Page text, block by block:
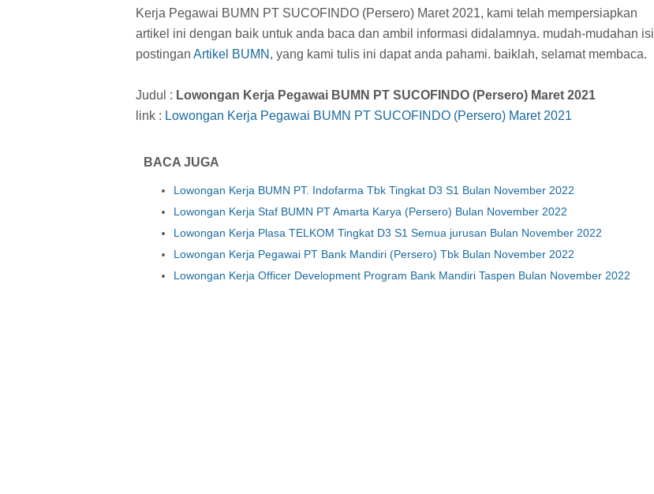
Kerja Pegawai BUMN PT SUCOFINDO (Persero) Maret 2021, kami telah mempersiapkan
artikel ini dengan baik untuk anda baca dan ambil informasi didalamnya. mudah-mudahan isi
postingan Artikel BUMN , yang kami tulis ini dapat anda pahami. baiklah, selamat membaca.
Judul : Lowongan Kerja Pegawai BUMN PT SUCOFINDO (Persero) Maret 2021
link : Lowongan Kerja Pegawai BUMN PT SUCOFINDO (Persero) Maret 2021
BACA JUGA
Lowongan Kerja BUMN PT. Indofarma Tbk Tingkat D3 S1 Bulan November 2022
Lowongan Kerja Staf BUMN PT Amarta Karya (Persero) Bulan November 2022
Lowongan Kerja Plasa TELKOM Tingkat D3 S1 Semua jurusan Bulan November 2022
Lowongan Kerja Pegawai PT Bank Mandiri (Persero) Tbk Bulan November 2022
Lowongan Kerja Officer Development Program Bank Mandiri Taspen Bulan November 2022